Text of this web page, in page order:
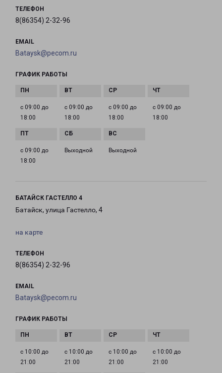
ТЕЛЕФОН
8(86354) 2-32-96
EMAIL
Bataysk@pecom.ru
ГРАФИК РАБОТЫ
с 09:00 до
18:00
с 09:00 до
18:00
с 09:00 до
18:00
с 09:00 до
18:00
с 09:00 до
18:00
Выходной Выходной
БАТАЙСК ГАСТЕЛЛО 4
Батайск, улица Гастелло, 4
на карте
ТЕЛЕФОН
8(86354) 2-32-96
EMAIL
Bataysk@pecom.ru
ГРАФИК РАБОТЫ
с 10:00 до
21:00
с 10:00 до
21:00
с 10:00 до
21:00
с 10:00 до
21:00